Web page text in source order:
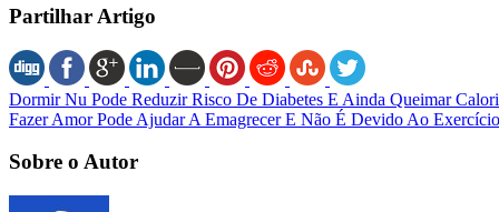
Partilhar Artigo
Dormir Nu Pode Reduzir Risco De Diabetes E Ainda Queimar
Fazer Amor Pode Ajudar A Emagrecer E Não É Devido Ao Exercício
Sobre o Autor